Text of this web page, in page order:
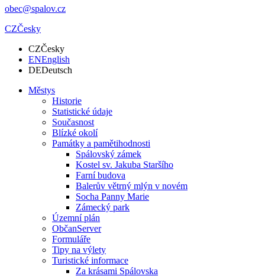
obec@spalov.cz
CZČesky
CZČesky
ENEnglish
DEDeutsch
Městys
Historie
Statistické údaje
Současnost
Blízké okolí
Památky a pamětihodnosti
Spálovský zámek
Kostel sv. Jakuba Staršího
Farní budova
Balerův větrný mlýn v novém
Socha Panny Marie
Zámecký park
Územní plán
ObčanServer
Formuláře
Tipy na výlety
Turistické informace
Za krásami Spálovska